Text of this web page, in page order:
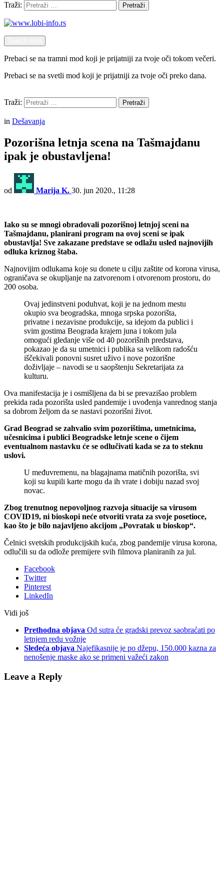
Traži:
Pretraži
Prebaci se na tramni mod koji je prijatniji za tvoje oči tokom večeri.
Prebaci se na svetli mod koji je prijatniji za tvoje oči preko dana.
Traži:
Pretraži
in Dešavanja
Pozorišna letnja scena na Tašmajdanu
ipak je obustavljena!
od Marija K. 30. jun 2020., 11:28
Iako su se mnogi obradovali pozorišnoj letnjoj sceni na
Tašmajdanu, planirani program na ovoj sceni se ipak
obustavlja! Sve zakazane predstave se odlažu usled najnovijih
odluka kriznog štaba.
Najnovijim odlukama koje su donete u cilju zaštite od korona virusa,
ograničava se okupljanje na zatvorenom i otvorenom prostoru, do
200 osoba.
Ovaj jedinstveni poduhvat, koji je na jednom mestu
okupio sva beogradska, mnoga srpska pozorišta,
privatne i nezavisne produkcije, sa idejom da publici i
svim gostima Beograda krajem juna i tokom jula
omogući gledanje više od 40 pozorišnih predstava,
pokazao je da su umetnici i publika sa velikom radošću
iščekivali ponovni susret uživo i nove pozorišne
doživljaje – navodi se u saopštenju Sekretarijata za
kulturu.
Ova manifestacija je i osmišljena da bi se prevazišao problem
prekida rada pozorišta usled pandemije i uvođenja vanrednog stanja
sa dobrom željom da se nastavi pozorišni život.
Grad Beograd se zahvalio svim pozorištima, umetnicima,
učesnicima i publici Beogradske letnje scene o čijem
eventualnom nastavku će se odlučivati kada se za to steknu
uslovi.
U međuvremenu, na blagajnama matičnih pozorišta, svi
koji su kupili karte mogu da ih vrate i dobiju nazad svoj
novac.
Zbog trenutnog nepovoljnog razvoja situacije sa virusom
COVID19, ni bioskopi neće otvoriti vrata za svoje posetioce,
kao što je bilo najavljeno akcijom „Povratak u bioskop“.
Čelnici svetskih produkcijskih kuća, zbog pandemije virusa korona,
odlučili su da odlože premijere svih filmova planiranih za jul.
Facebook
Twitter
Pinterest
LinkedIn
Vidi još
Prethodna objava Od sutra će gradski prevoz saobraćati po
letnjem redu vožnje
Sledeća objava Najefikasnije je po džepu, 150.000 kazna za
nenošenje maske ako se primeni važeći zakon
Leave a Reply